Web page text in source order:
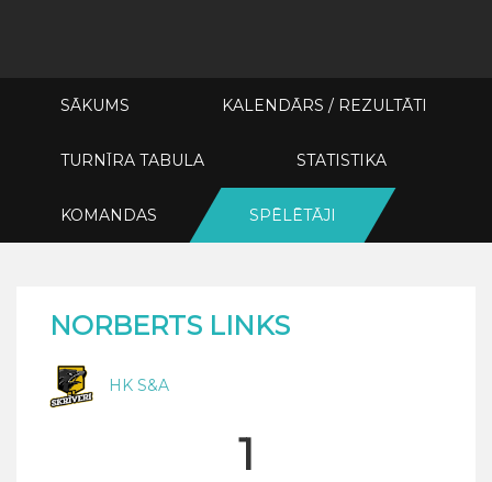
SĀKUMS KALENDĀRS / REZULTĀTI
TURNĪRA TABULA STATISTIKA
KOMANDAS SPĒLĒTĀJI
NORBERTS LINKS
HK S&A
1